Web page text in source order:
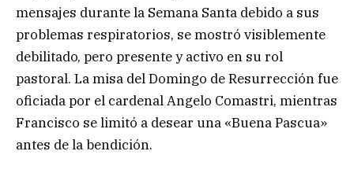
mensajes durante la Semana Santa debido a sus
problemas respiratorios, se mostró visiblemente
debilitado, pero presente y activo en su rol
pastoral. La misa del Domingo de Resurrección fue
oficiada por el cardenal Angelo Comastri, mientras
Francisco se limitó a desear una «Buena Pascua»
antes de la bendición.